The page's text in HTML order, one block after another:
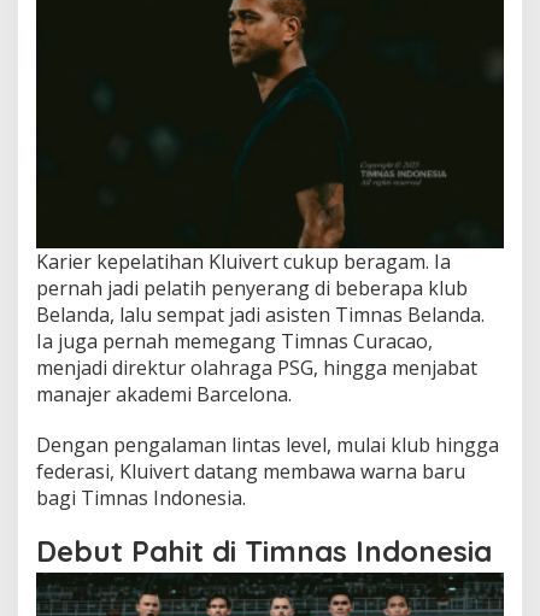
Karier kepelatihan Kluivert cukup beragam. Ia
pernah jadi pelatih penyerang di beberapa klub
Belanda, lalu sempat jadi asisten Timnas Belanda.
Ia juga pernah memegang Timnas Curacao,
menjadi direktur olahraga PSG, hingga menjabat
manajer akademi Barcelona.
Dengan pengalaman lintas level, mulai klub hingga
federasi, Kluivert datang membawa warna baru
bagi Timnas Indonesia.
Debut Pahit di Timnas Indonesia